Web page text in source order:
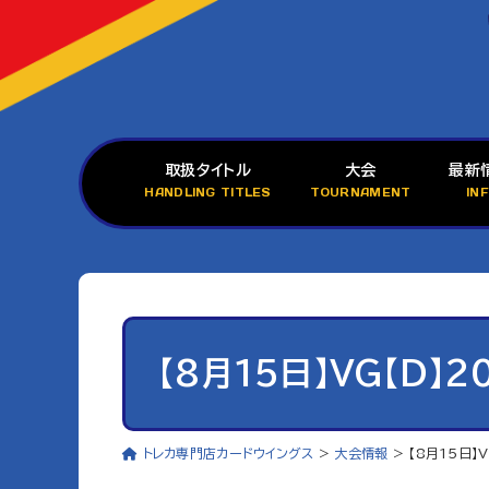
取扱タイトル
HANDLING TITLES
大会
TOURNAMENT
最新
【8月15日】VG【D
トレカ専門店カードウイングス > 大会情報 > 【8月15日